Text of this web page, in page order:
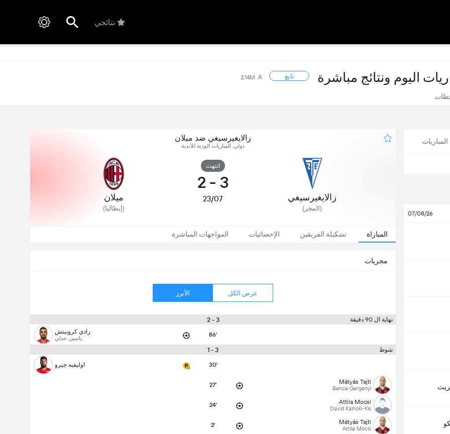
نتائجي
اليوم ونتائج مباشرة تابع 2.14M
07/08/26
زالايغيرسيغي ضد ميلان
دولي, المباريات الودية للأندية
زالايغيرسيغي
(المجر)
انتهت
3
-
2
23/07 ميلان
(إيطاليا)
المباراة تشكيلة الفريقين الإحصائيات المواجهات المباشرة
مجريات
عرض الكل الأبرز
نهاية ال 90 دقيقة 3 - 2
86' رادي كرونيتش
ياسين عدلي
شوط 3 - 1
30' اوليفيه جيرو
Mátyás Tajti
Bence Gergenyi
27'
Attila Mocsi
David Kalnoki-Kis
24'
Mátyás Tajti
Attila Mocsi
2'